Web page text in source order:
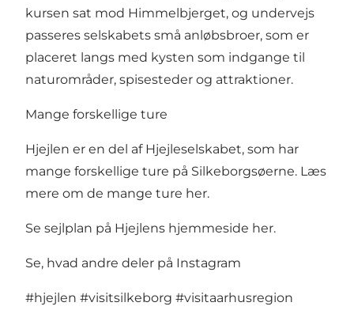
kursen sat mod Himmelbjerget, og undervejs
passeres selskabets små anløbsbroer, som er
placeret langs med kysten som indgange til
naturområder, spisesteder og attraktioner.
Mange forskellige ture
Hjejlen er en del af Hjejleselskabet, som har
mange forskellige ture på Silkeborgsøerne. Læs
mere om de mange ture her.
Se sejlplan på Hjejlens hjemmeside her.
Se, hvad andre deler på Instagram
#hjejlen #visitsilkeborg #visitaarhusregion